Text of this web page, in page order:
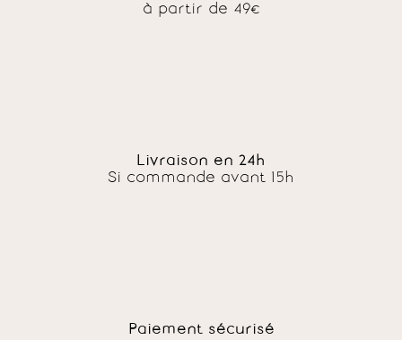
à partir de 49€
Livraison en 24h
Si commande avant 15h
Paiement sécurisé